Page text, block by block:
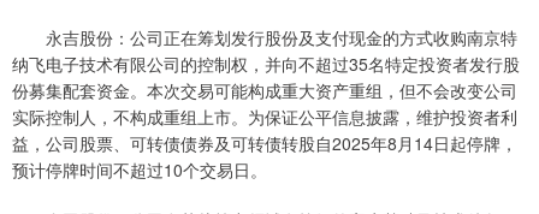
永吉股份：公司正在筹划发行股份及支付现金的方式收购南京特
纳飞电子技术有限公司的控制权，并向不超过35名特定投资者发行股
份募集配套资金。本次交易可能构成重大资产重组，但不会改变公司
实际控制人，不构成重组上市。为保证公平信息披露，维护投资者利
益，公司股票、可转债债券及可转债转股自2025年8月14日起停牌，
预计停牌时间不超过10个交易日。